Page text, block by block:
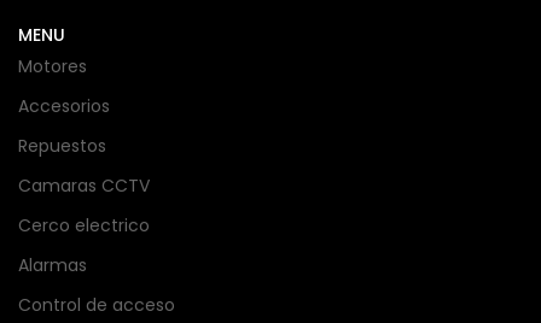
MENU
Motores
Accesorios
Repuestos
Camaras CCTV
Cerco electrico
Alarmas
Control de acceso